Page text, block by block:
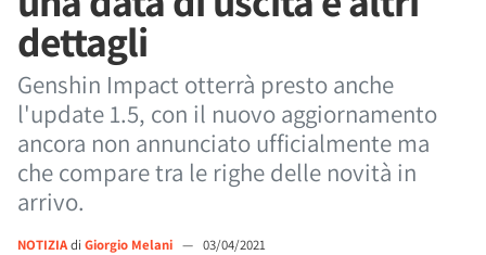
dettagli
Genshin Impact otterrà presto anche
l'update 1.5, con il nuovo aggiornamento
ancora non annunciato ufficialmente ma
che compare tra le righe delle novità in
arrivo.
NOTIZIAdi Giorgio Melani — 03/04/2021